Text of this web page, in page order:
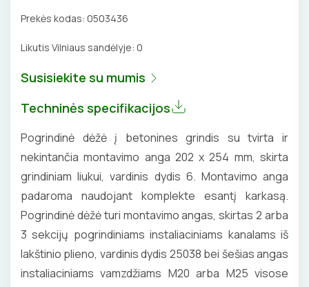
ŽAIBOSAUGA IR ĮŽEMINIMAS
GELINĖS JUNGTYS
ĮKROVIMO SPRENDIMAI
Įkrovimo stotelės
Įkrovimo kabeliai
AUTOMATINIAI JUNGIKLIAI
KONTAKTORIAI
ATSUKTUVAI
REPLĖS
ELEKTRINIS ŠILDYMAS
Prekės kodas: 0503436
Likutis Vilniaus sandėlyje: 0
Susisiekite su mumis
Techninės specifikacijos
Pogrindinė dėžė į betonines grindis su tvirta ir
nekintančia montavimo anga 202 x 254 mm, skirta
grindiniam liukui, vardinis dydis 6. Montavimo anga
padaroma naudojant komplekte esantį karkasą.
Pogrindinė dėžė turi montavimo angas, skirtas 2 arba
3 sekcijų pogrindiniams instaliaciniams kanalams iš
lakštinio plieno, vardinis dydis 25038 bei šešias angas
instaliaciniams vamzdžiams M20 arba M25 visose